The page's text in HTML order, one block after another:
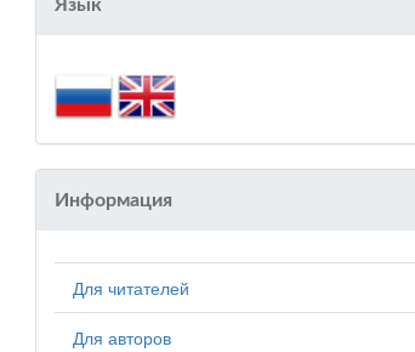
Язык
Информация
Для читателей
Для авторов